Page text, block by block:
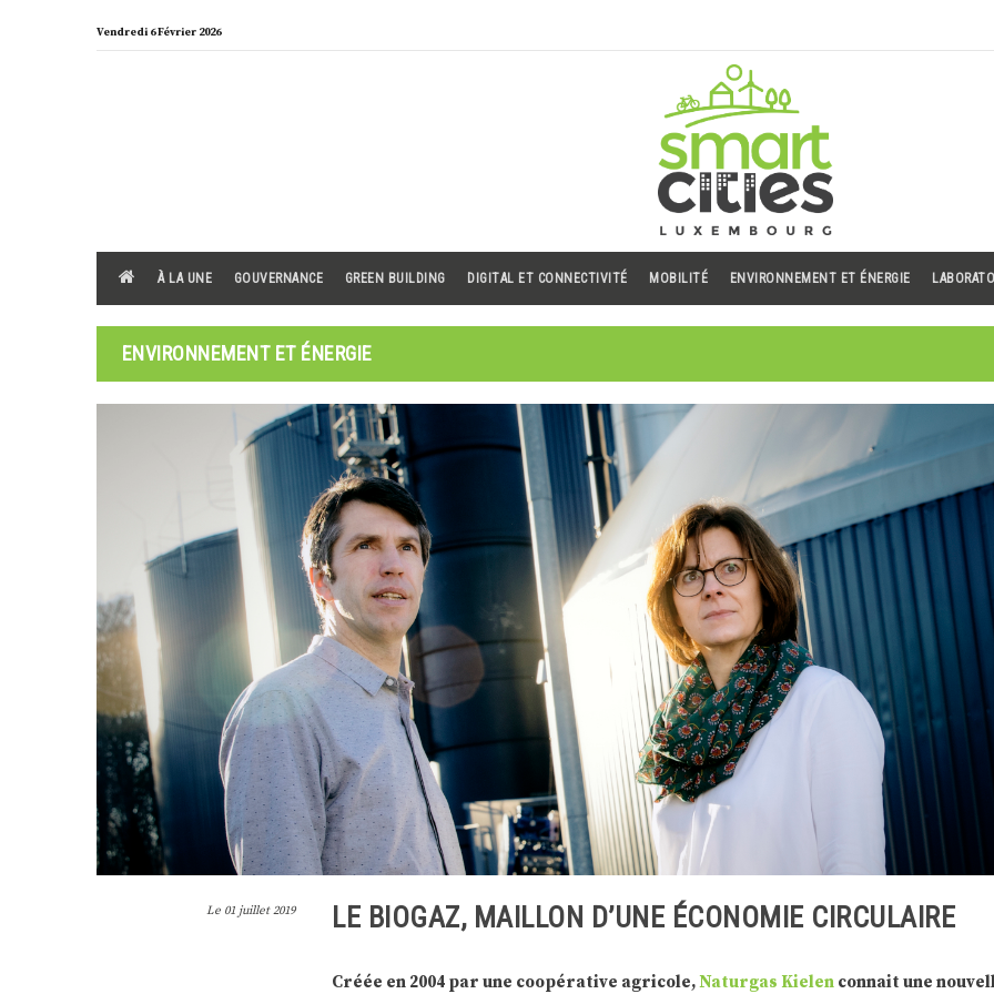
Vendredi 6 Février 2026
À LA UNE GOUVERNANCE GREEN BUILDING DIGITAL ET CONNECTIVITÉ MOBILITÉ ENVIRONNEMENT ET ÉNERGIE
ENVIRONNEMENT ET ÉNERGIE
Le 01 juillet 2019 LE BIOGAZ, MAILLON D’UNE ÉCONOMIE CIRCULAIRE
Créée en 2004 par une coopérative agricole,Naturgas Kielen connait une